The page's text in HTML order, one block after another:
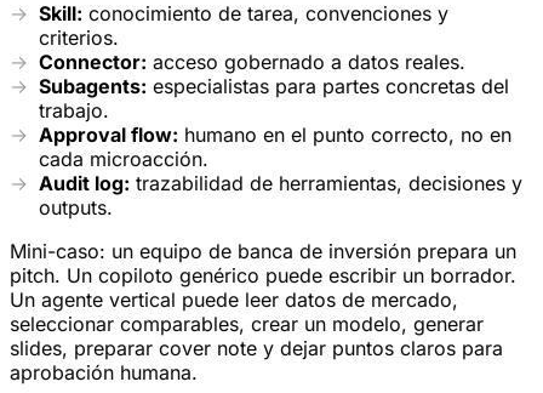
Skill: conocimiento de tarea, convenciones y
criterios.
Connector: acceso gobernado a datos reales.
Subagents: especialistas para partes concretas del
trabajo.
Approval flow: humano en el punto correcto, no en
cada microacción.
Audit log: trazabilidad de herramientas, decisiones y
outputs.
Mini-caso: un equipo de banca de inversión prepara un
pitch. Un copiloto genérico puede escribir un borrador.
Un agente vertical puede leer datos de mercado,
seleccionar comparables, crear un modelo, generar
slides, preparar cover note y dejar puntos claros para
aprobación humana.